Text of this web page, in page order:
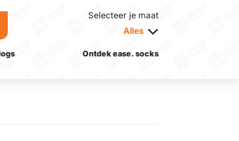
Selecteer je maat
Alles
Ontdek ease. socks